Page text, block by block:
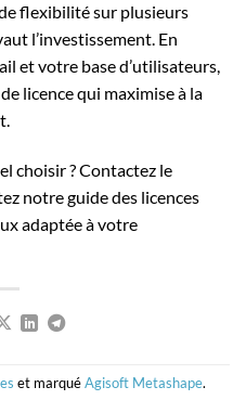
flexibilité sur plusieurs
l’investissement. En
et votre base d’utilisateurs,
licence qui maximise à la
choisir ? Contactez le
notre guide des licences
adaptée à votre
et marquéAgisoft Metashape.